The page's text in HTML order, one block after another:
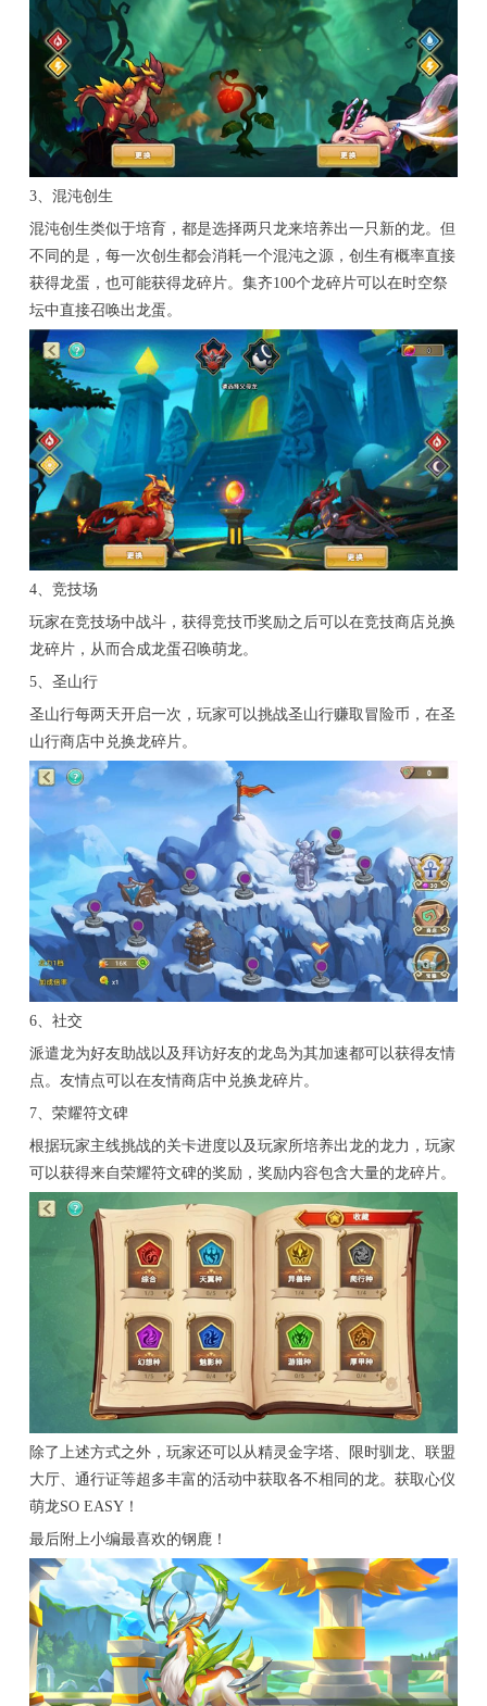
3、混沌创生
混沌创生类似于培育，都是选择两只龙来培养出一只新的龙。但
不同的是，每一次创生都会消耗一个混沌之源，创生有概率直接
获得龙蛋，也可能获得龙碎片。集齐100个龙碎片可以在时空祭
坛中直接召唤出龙蛋。
4、竞技场
玩家在竞技场中战斗，获得竞技币奖励之后可以在竞技商店兑换
龙碎片，从而合成龙蛋召唤萌龙。
5、圣山行
圣山行每两天开启一次，玩家可以挑战圣山行赚取冒险币，在圣
山行商店中兑换龙碎片。
6、社交
派遣龙为好友助战以及拜访好友的龙岛为其加速都可以获得友情
点。友情点可以在友情商店中兑换龙碎片。
7、荣耀符文碑
根据玩家主线挑战的关卡进度以及玩家所培养出龙的龙力，玩家
可以获得来自荣耀符文碑的奖励，奖励内容包含大量的龙碎片。
除了上述方式之外，玩家还可以从精灵金字塔、限时驯龙、联盟
大厅、通行证等超多丰富的活动中获取各不相同的龙。获取心仪
萌龙SO EASY！
最后附上小编最喜欢的钢鹿！